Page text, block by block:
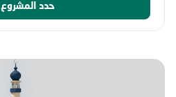
حدد المشروع